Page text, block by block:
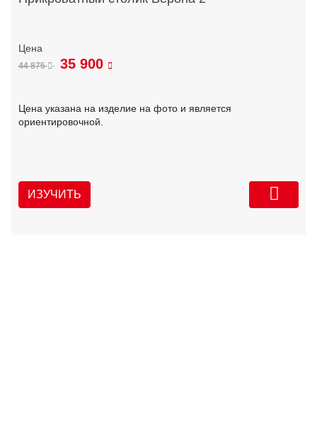
44 875 35 900
Цена указана на изделие на фото и является
ориентировочной.
ИЗУЧИТЬ